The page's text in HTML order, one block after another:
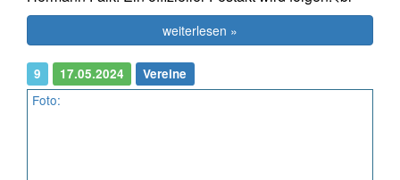
weiterlesen »
9 17.05.2024 Vereine
Foto: